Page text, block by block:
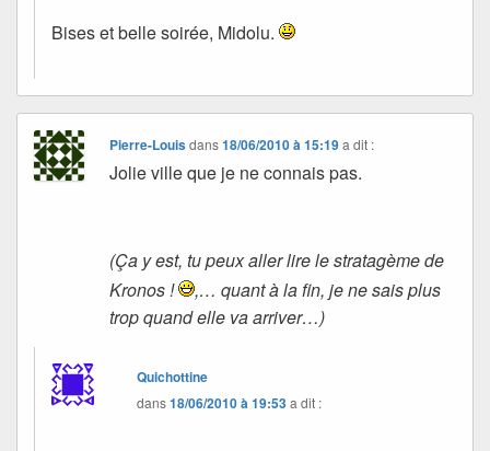
Bises et belle soirée, Midolu.
Pierre-Louisdans18/06/2010 à 15:19 a dit :
Jolie ville que je ne connais pas.
(Ça y est, tu peux aller lire le stratagème de
Kronos !
,… quant à la fin, je ne sais plus
trop quand elle va arriver…)
Quichottine
dans18/06/2010 à 19:53a dit :